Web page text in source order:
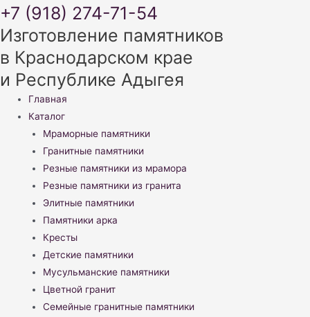
+7 (918) 274-71-54
Изготовление памятников
в Краснодарском крае
и Республике Адыгея
Меню
Главная
Каталог
Мраморные памятники
Гранитные памятники
Резные памятники из мрамора
Резные памятники из гранита
Элитные памятники
Памятники арка
Кресты
Детские памятники
Мусульманские памятники
Цветной гранит
Семейные гранитные памятники